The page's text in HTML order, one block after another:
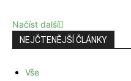
Načíst další
NEJČTENĚJŠÍ ČLÁNKY
Vše